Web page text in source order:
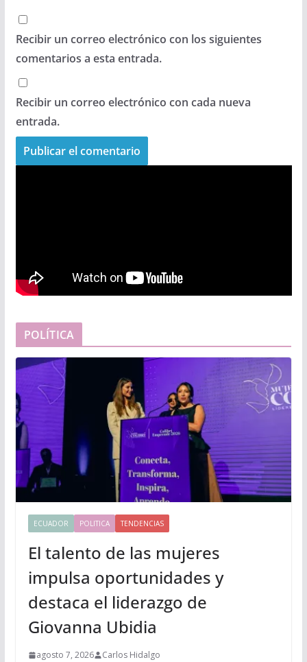
Recibir un correo electrónico con los siguientes
comentarios a esta entrada.
Recibir un correo electrónico con cada nueva
entrada.
POLÍTICA
ECUADOR POLITICA TENDENCIAS
El talento de las mujeres
impulsa oportunidades y
destaca el liderazgo de
Giovanna Ubidia
agosto 7, 2026 Carlos Hidalgo